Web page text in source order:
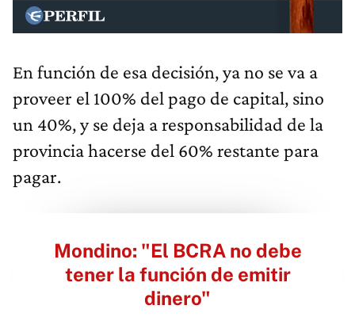
En función de esa decisión, ya no se va a
proveer el 100% del pago de capital, sino
un 40%, y se deja a responsabilidad de la
provincia hacerse del 60% restante para
pagar.
Mondino: "El BCRA no debe
tener la función de emitir
dinero"